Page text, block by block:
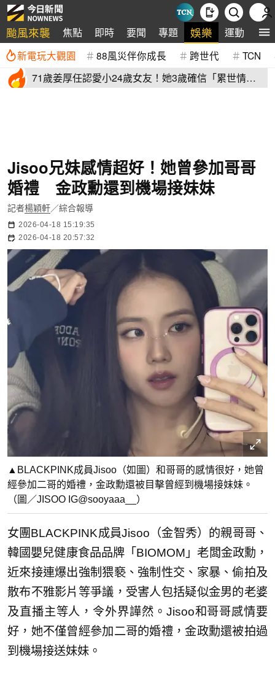
颱風來襲 焦點 即時 要聞 專題 娛樂 運動 全
新電玩大觀園 88風災伴你成長 跨世代 TCN
71歲姜厚任認愛小24歲女友！她3歲確信「累世情
Jisoo兄妹感情超好！她曾參加哥哥
婚禮 金政勳還到機場接妹妹
記者楊穎軒／綜合報導
2026-04-18 15:19:35
2026-04-18 20:57:32
▲BLACKPINK成員Jisoo（如圖）和哥哥的感情很好，她曾
經參加二哥的婚禮，金政勳還被目擊曾經到機場接妹妹。
（圖／JISOO IG@sooyaaa__）
女團BLACKPINK成員Jisoo（金智秀）的親哥哥、
韓國嬰兒健康食品品牌「BIOMOM」老闆金政勳，
近來接連爆出強制猥褻、強制性交、家暴、偷拍及
散布不雅影片等爭議，受害人包括疑似金男的老婆
及直播主等人，令外界譁然。Jisoo和哥哥感情要
好，她不僅曾經參加二哥的婚禮，金政勳還被拍過
到機場接送妹妹。